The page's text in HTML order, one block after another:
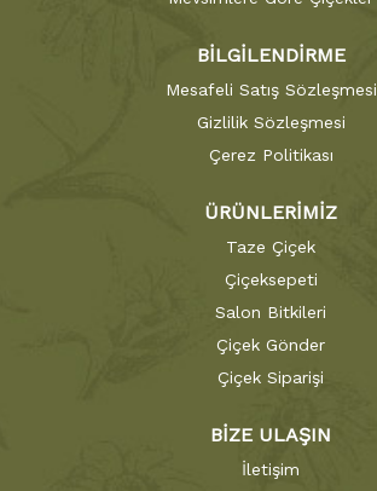
BİLGİLENDİRME
Mesafeli Satış Sözleşmesi
Gizlilik Sözleşmesi
Çerez Politikası
ÜRÜNLERİMİZ
Taze Çiçek
Çiçeksepeti
Salon Bitkileri
Çiçek Gönder
Çiçek Siparişi
BİZE ULAŞIN
İletişim